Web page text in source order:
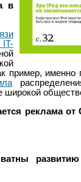
в
IT-
именно
широкой
реклама от
развитию